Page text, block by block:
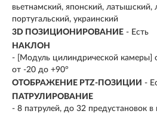
вьетнамский, японский, латышский,
португальский, украинский
3D ПОЗИЦИОНИРОВАНИЕ - Есть
НАКЛОН
- [Модуль цилиндрической камеры]
от -20 до +90°
ОТОБРАЖЕНИЕ PTZ-ПОЗИЦИИ -
ПАТРУЛИРОВАНИЕ
- 8 патрулей, до 32 предустановок